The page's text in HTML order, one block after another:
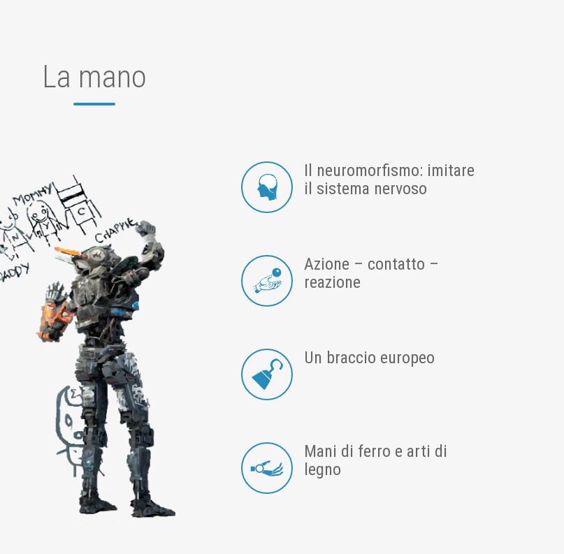
La mano
Il neuromorfismo: imitare
il sistema nervoso
Azione – contatto –
reazione
Un braccio europeo
Mani di ferro e arti di
legno